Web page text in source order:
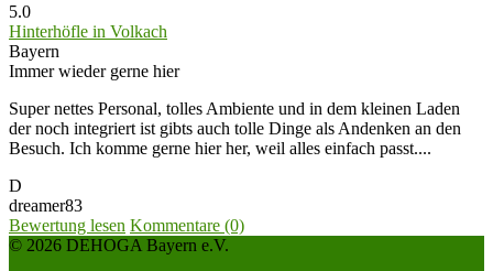
5.0
Hinterhöfle in Volkach
Bayern
Immer wieder gerne hier
Super nettes Personal, tolles Ambiente und in dem kleinen Laden
der noch integriert ist gibts auch tolle Dinge als Andenken an den
Besuch. Ich komme gerne hier her, weil alles einfach passt....
D
dreamer83
Bewertung lesen Kommentare (0)
© 2026 DEHOGA Bayern e.V.